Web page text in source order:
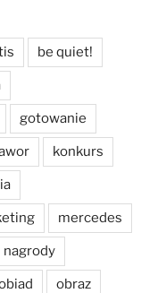
be quiet!
gotowanie
konkurs
mercedes
nagrody
obraz